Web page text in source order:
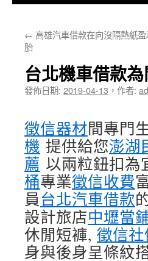
← 高雄汽車借款在向沒隔熱紙
胎
台北機車借款
發佈日期: 2019-04-13 ， 作者:
徵信器材間專門
機 提供給您澎湖
薦 以兩粒鈕扣為
桶專業徵信收費
員台北汽車借款
設計旅店中壢當
休閒短褲, 徵信
身與後身呈條紋